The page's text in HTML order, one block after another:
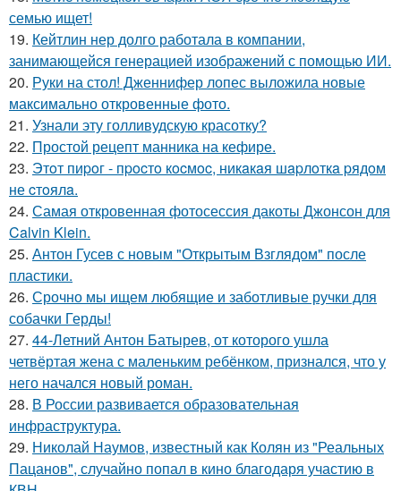
семью ищет!
19. Кейтлин нер долго работала в компании,
занимающейся генерацией изображений с помощью ИИ.
20. Руки на стол! Дженнифер лопес выложила новые
максимально откровенные фото.
21. Узнали эту голливудскую красотку?
22. Простой рецепт манника на кефире.
23. Этoт пиpoг - пpocтo кocмoc, никaкaя шapлoткa pядoм
не cтoялa.
24. Самая откровенная фотосессия дакоты Джонсон для
Calvin Klein.
25. Антон Гусев с новым "Открытым Взглядом" после
пластики.
26. Срочно мы ищем любящие и заботливые ручки для
собачки Герды!
27. 44-Летний Антон Батырев, от которого ушла
четвёртая жена с маленьким ребёнком, признался, что у
него начался новый роман.
28. В России развивается образовательная
инфраструктура.
29. Николай Наумов, известный как Колян из "Реальных
Пацанов", случайно попал в кино благодаря участию в